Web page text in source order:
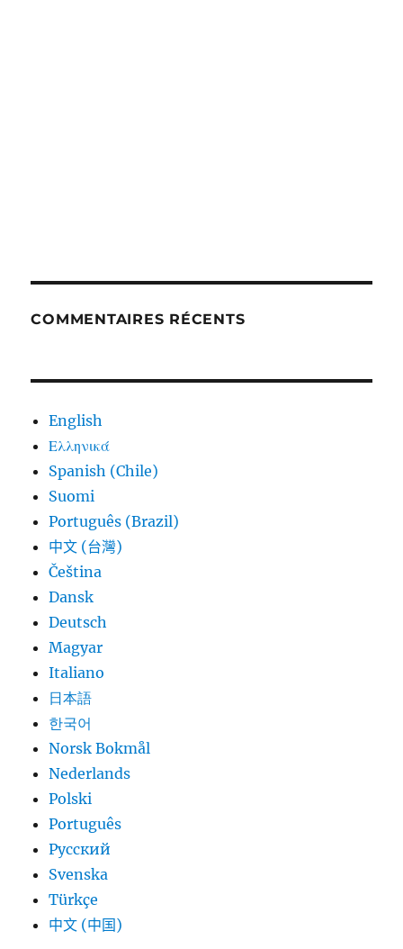
COMMENTAIRES RÉCENTS
English
Ελληνικά
Spanish (Chile)
Suomi
Português (Brazil)
中文 (台灣)
Čeština
Dansk
Deutsch
Magyar
Italiano
日本語
한국어
Norsk Bokmål
Nederlands
Polski
Português
Русский
Svenska
Türkçe
中文 (中国)